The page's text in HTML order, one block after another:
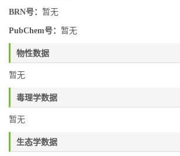
BRN号： 暂无
PubChem号： 暂无
物性数据
暂无
毒理学数据
暂无
生态学数据